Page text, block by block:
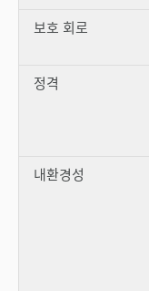
보호 회로
정격
내환경성